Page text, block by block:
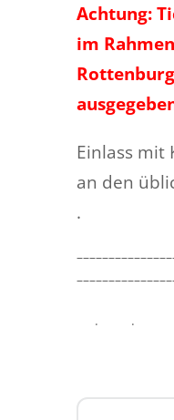
Achtung:
im
Einlass mit
an den
.
. .